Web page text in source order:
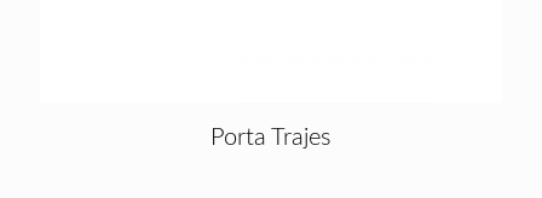
Porta Trajes